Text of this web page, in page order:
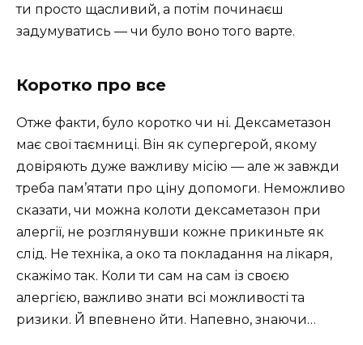
ти просто щасливий, а потім починаєш
задумуватись — чи було воно того варте.
Коротко про все
Отже факти, було коротко чи ні. Дексаметазон
має свої таємниці. Він як супергерой, якому
довіряють дуже важливу місію — але ж завжди
треба пам’ятати про ціну допомоги. Неможливо
сказати, чи можна колоти дексаметазон при
алергії, не розглянувши кожне прикиньте як
слід. Не техніка, а око та покладання на лікаря,
скажімо так. Коли ти сам на сам із своєю
алергією, важливо знати всі можливості та
ризики. Й впевнено йти. Напевно, знаючи…